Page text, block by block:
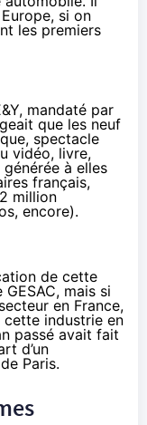
si on
les premiers
mandaté par
que les neuf
spectacle
vidéo, livre,
à elles
français,
million
, encore).
de cette
mais si
en France,
cette industrie en
passé avait fait
d’un
Paris.